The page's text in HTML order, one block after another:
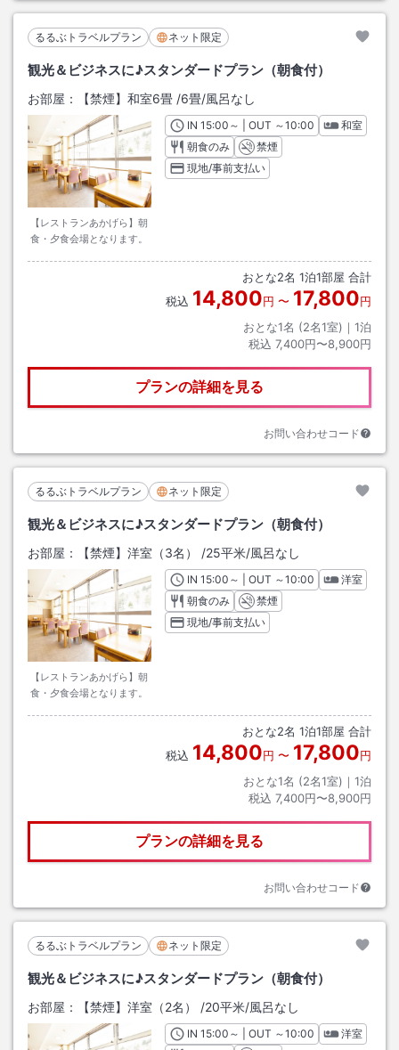
るるぶトラベルプラン ネット限定
観光＆ビジネスに♪スタンダードプラン（朝食付）
お部屋： 【禁煙】和室6畳 /6畳/風呂なし
【レストランあかげら】朝
食・夕食会場となります。
INチェックイン
15:00 ～ | OUT チェックアウト
～10:00
和室
朝食のみ
禁煙
現地/事前支払い
おとな2名 1泊1部屋 合計
税込 14,800円 〜 17,800円
おとな1名 (2名1室)｜ 1泊
税込 7,400円〜8,900円
プランの詳細を見る
お問い合わせコード
るるぶトラベルプラン ネット限定
観光＆ビジネスに♪スタンダードプラン（朝食付）
お部屋： 【禁煙】洋室（3名） /25平米/風呂なし
【レストランあかげら】朝
食・夕食会場となります。
INチェックイン
15:00 ～ | OUT チェックアウト
～10:00
洋室
朝食のみ
禁煙
現地/事前支払い
おとな2名 1泊1部屋 合計
税込 14,800円 〜 17,800円
おとな1名 (2名1室)｜ 1泊
税込 7,400円〜8,900円
プランの詳細を見る
お問い合わせコード
るるぶトラベルプラン ネット限定
観光＆ビジネスに♪スタンダードプラン（朝食付）
お部屋： 【禁煙】洋室（2名） /20平米/風呂なし
INチェックイン
15:00 ～ | OUT チェックアウト
～10:00
洋室